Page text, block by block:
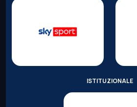
ISTITUZIONALE